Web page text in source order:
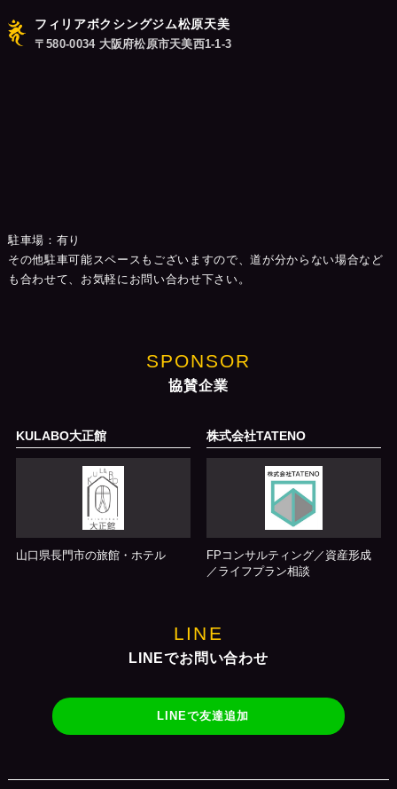
フィリアボクシングジム松原天美
〒580-0034 大阪府松原市天美西1-1-3
駐車場：有り
その他駐車可能スペースもございますので、道が分からない場合など
も合わせて、お気軽にお問い合わせ下さい。
SPONSOR
協賛企業
KULABO大正館
山口県長門市の旅館・ホテル
株式会社TATENO
FPコンサルティング／資産形成
／ライフプラン相談
LINE
LINEでお問い合わせ
LINEで友達追加